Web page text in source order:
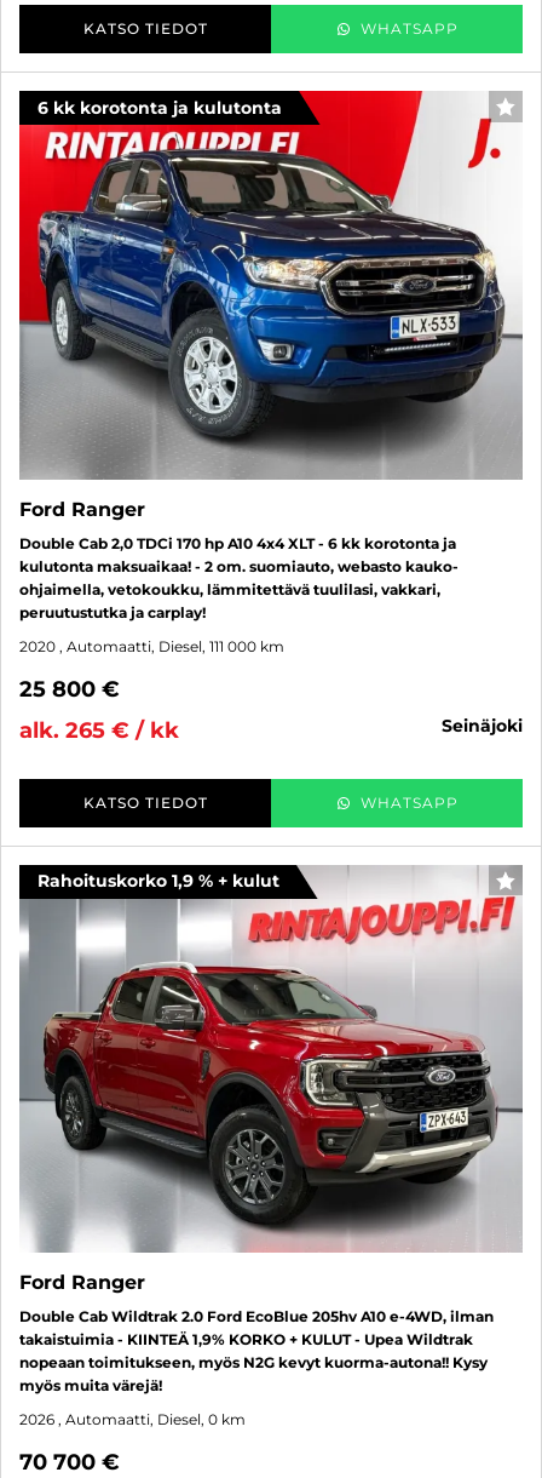
KATSO TIEDOT WHATSAPP
6 kk korotonta ja kulutonta
Ford Ranger
Double Cab 2,0 TDCi 170 hp A10 4x4 XLT - 6 kk korotonta ja
kulutonta maksuaikaa! - 2 om. suomiauto, webasto kauko-
ohjaimella, vetokoukku, lämmitettävä tuulilasi, vakkari,
peruutustutka ja carplay!
2020 , Automaatti, Diesel, 111 000 km
25 800 €
alk. 265 € / kk
seinäjoki
KATSO TIEDOT WHATSAPP
Rahoituskorko 1,9 % + kulut
Ford Ranger
Double Cab Wildtrak 2.0 Ford EcoBlue 205hv A10 e-4WD, ilman
takaistuimia - KIINTEÄ 1,9% KORKO + KULUT - Upea Wildtrak
nopeaan toimitukseen, myös N2G kevyt kuorma-autona!! Kysy
myös muita värejä!
2026 , Automaatti, Diesel, 0 km
70 700 €